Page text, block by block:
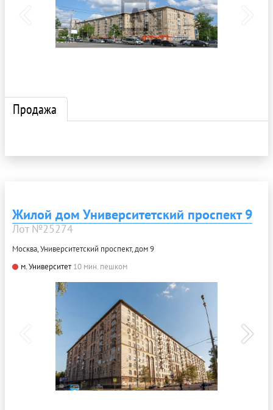
Продажа
Жилой дом Университетский проспект 9
Лот №25274
Москва, Университетский проспект, дом 9
м. Университет 10 мин. пешком